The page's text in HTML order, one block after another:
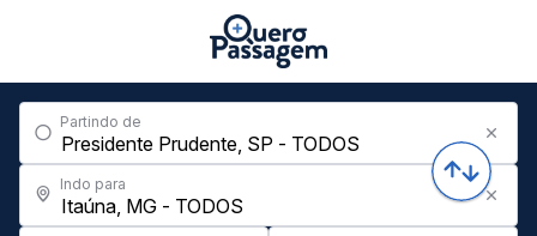
Partindo de
Indo para